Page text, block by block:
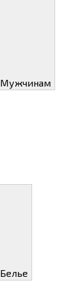
Мужчинам
Белье